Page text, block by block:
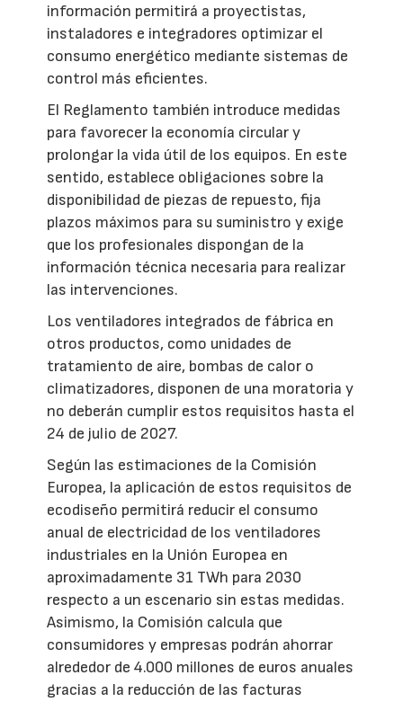
información permitirá a proyectistas,
instaladores e integradores optimizar el
consumo energético mediante sistemas de
control más eficientes.
El Reglamento también introduce medidas
para favorecer la economía circular y
prolongar la vida útil de los equipos. En este
sentido, establece obligaciones sobre la
disponibilidad de piezas de repuesto, fija
plazos máximos para su suministro y exige
que los profesionales dispongan de la
información técnica necesaria para realizar
las intervenciones.
Los ventiladores integrados de fábrica en
otros productos, como unidades de
tratamiento de aire, bombas de calor o
climatizadores, disponen de una moratoria y
no deberán cumplir estos requisitos hasta el
24 de julio de 2027.
Según las estimaciones de la Comisión
Europea, la aplicación de estos requisitos de
ecodiseño permitirá reducir el consumo
anual de electricidad de los ventiladores
industriales en la Unión Europea en
aproximadamente 31 TWh para 2030
respecto a un escenario sin estas medidas.
Asimismo, la Comisión calcula que
consumidores y empresas podrán ahorrar
alrededor de 4.000 millones de euros anuales
gracias a la reducción de las facturas